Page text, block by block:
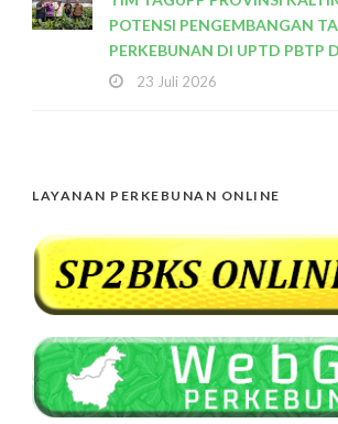
POTENSI PENGEMBANGAN
PERKEBUNAN DI UPTD PBTP
23 Juli 2026
LAYANAN PERKEBUNAN ONLINE